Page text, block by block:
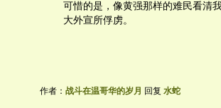
可惜的是，像黄强那样的难民看清
大外宣所俘虏。
作者： 战斗在温哥华的岁月 回复 水蛇